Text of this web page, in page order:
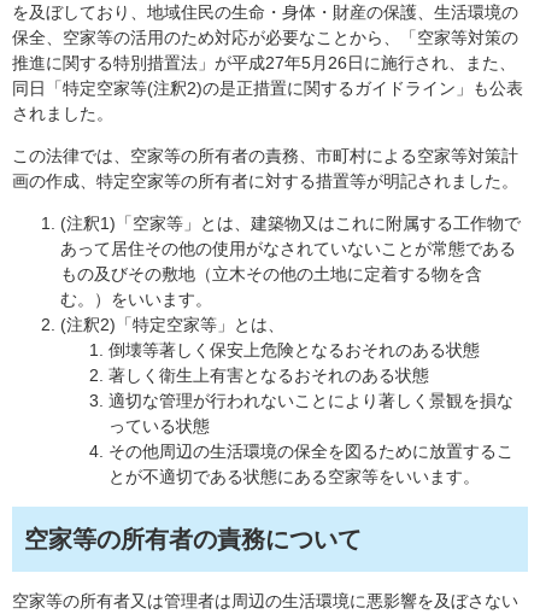
を及ぼしており、地域住民の生命・身体・財産の保護、生活環境の
保全、空家等の活用のため対応が必要なことから、「空家等対策の
推進に関する特別措置法」が平成27年5月26日に施行され、また、
同日「特定空家等(注釈2)の是正措置に関するガイドライン」も公表
されました。
この法律では、空家等の所有者の責務、市町村による空家等対策計
画の作成、特定空家等の所有者に対する措置等が明記されました。
(注釈1)「空家等」とは、建築物又はこれに附属する工作物で
あって居住その他の使用がなされていないことが常態である
もの及びその敷地（立木その他の土地に定着する物を含
む。）をいいます。
(注釈2)「特定空家等」とは、
倒壊等著しく保安上危険となるおそれのある状態
著しく衛生上有害となるおそれのある状態
適切な管理が行われないことにより著しく景観を損な
っている状態
その他周辺の生活環境の保全を図るために放置するこ
とが不適切である状態にある空家等をいいます。
空家等の所有者の責務について
空家等の所有者又は管理者は周辺の生活環境に悪影響を及ぼさない